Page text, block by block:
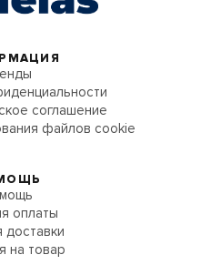
соглашение
файлов cookie
оплаты
доставки
на товар